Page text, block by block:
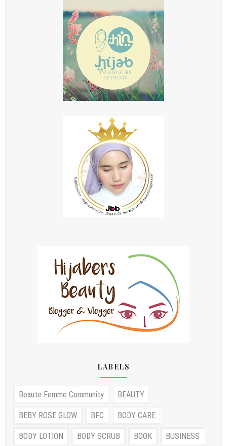
LABELS
Beaute Femme Community BEAUTY
BEBY ROSE GLOW BFC BODY CARE
BODY LOTION BODY SCRUB BOOK BUSINESS